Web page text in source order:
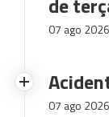
de
07 ago 2026
07 ago 2026